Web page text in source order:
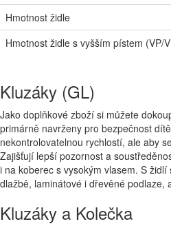
Hmotnost židle
Hmotnost židle s vyšším pístem (VP/
Kluzáky (GL)
Jako doplňkové zboží si můžete
primárně navrženy pro bezpečnost
nekontrolovatelnou rychlostí, ale aby
Zajišťují lepší pozornost a
i na koberec s vysokým vlasem. S
dlažbě, laminátové i dřevěné podlaze,
Kluzáky a Kolečka